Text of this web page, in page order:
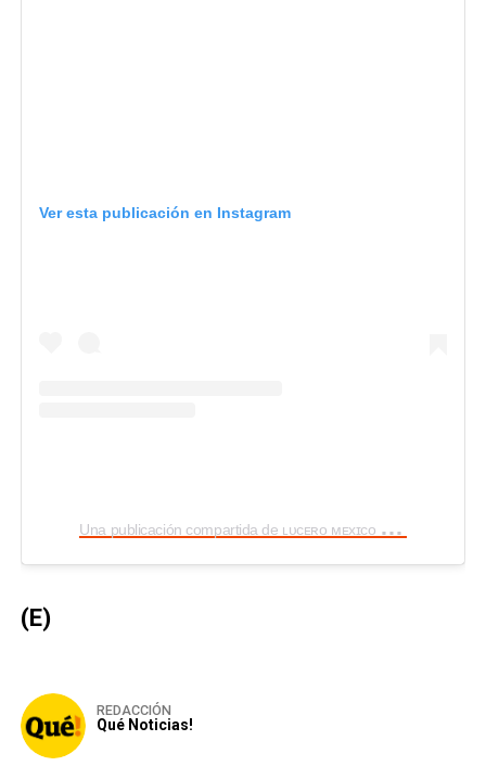
Ver esta publicación en Instagram
U
na publicación compartida de ʟᴜᴄᴇʀᴏ ᴍᴇxɪᴄᴏ ? (@lucerolatin_america)
(E)
REDACCIÓN
Qué Noticias!